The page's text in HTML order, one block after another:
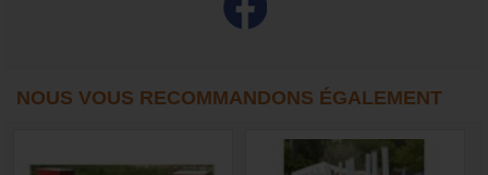
NOUS VOUS RECOMMANDONS ÉGALEMENT